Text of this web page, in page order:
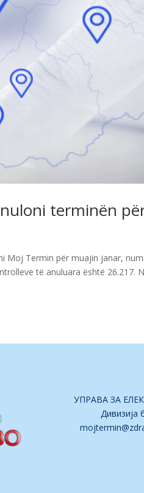
terminën
Moj Termin për muajin janar,
të anuluara është 26.217.
УПРАВА ЗА
Дивизија